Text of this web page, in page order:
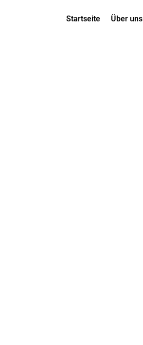
Startseite Über uns